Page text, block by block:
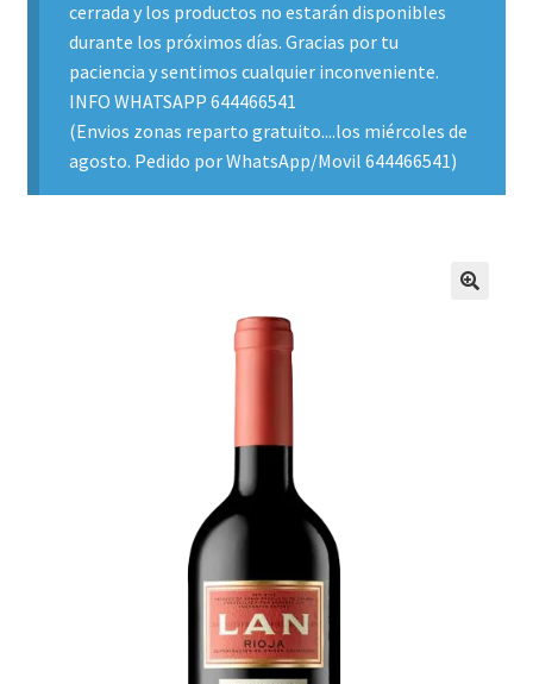
CONTACTO
ZONAS REPARTO GRATUITO Y CONDICIONES
cerrada y los productos no estarán disponibles
durante los próximos días. Gracias por tu
paciencia y sentimos cualquier inconveniente.
INFO WHATSAPP 644466541
(Envios zonas reparto gratuito....los miércoles de
agosto. Pedido por WhatsApp/Movil 644466541)